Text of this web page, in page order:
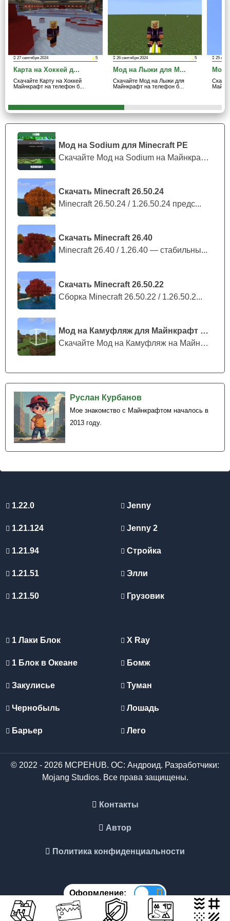
Мод на Sodium для Minecraft PE
Скачайте Мод на Sodium на Майнкрафт П...
Скачать Minecraft 26.50.24
Minecraft 26.50.24 / 1.26.50.24 предс...
Скачать Minecraft 26.40
Minecraft 26.40 / 1.26.40 — стабильны...
Скачать Minecraft 26.50.22
Сборка Minecraft 26.50.22 / 1.26.50.2...
Мод на Камуфляж для Майнкрафт ПЕ
Скачайте Мод на Камуфляж на Майнкрафт...
Руслан Курбанов
Мое знакомство с Майнкрафтом началось в
2013 году.
Это уникальная возможность перенести
интеллектуальную доску в песочницу благодаря моду на
шахматы для Minecraft PE и насладиться ей в компании
товарищей.
Функции
Майнкрафт ПЕ, ведь он вводит не только фигуры, но и
дополнительные функции с блоками для создания
площадки.
Автор предлагает несколько вариантов окраски поля,
кремовыми цветов.
Основным привлекательным элементом являются,
конечно же, игровые статуэтки. Здесь представлены все
основные роли – король, ферзь, ладья, конь и другие.
Пользователи могут свободно размещать их в любом
месте мира и украшать свое пространство с помощью
интересных деталей.
27 сентября 2024 5
Карта на Хоккей д...
Скачайте Карту на Хоккей
Майнкрафт на телефон б...
26 сентября 2024 5
Мод на Лыжи для M...
Скачайте Мод на Лыжи для
Майнкрафт на телефон б...
25
Мод
1.22.0
1.21.124
1.21.94
1.21.51
1.21.50
Jenny
Jenny 2
Стройка
Элли
Грузовик
1 Лаки Блок
1 Блок в Океане
Закулисье
Чернобыль
Барьер
X Ray
Бомж
Туман
Лошадь
Лего
© 2022 - 2026 MCPEHUB. ОС: Андроид. Разработчики:
Mojang Studios. Все права защищены.
Контакты
Автор
Политика конфиденциальности
Оформление: